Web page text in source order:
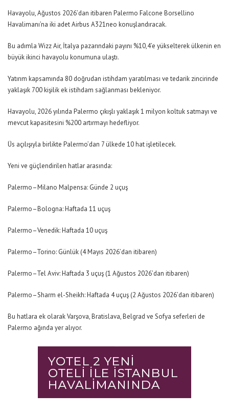
Havayolu, Ağustos 2026’dan itibaren Palermo Falcone Borsellino
Havalimanı’na iki adet Airbus A321neo konuşlandıracak.
Bu adımla Wizz Air, İtalya pazarındaki payını %10,4’e yükselterek ülkenin en
büyük ikinci havayolu konumuna ulaştı.
Yatırım kapsamında 80 doğrudan istihdam yaratılması ve tedarik zincirinde
yaklaşık 700 kişilik ek istihdam sağlanması bekleniyor.
Havayolu, 2026 yılında Palermo çıkışlı yaklaşık 1 milyon koltuk satmayı ve
mevcut kapasitesini %200 artırmayı hedefliyor.
Üs açılışıyla birlikte Palermo’dan 7 ülkede 10 hat işletilecek.
Yeni ve güçlendirilen hatlar arasında:
Palermo–Milano Malpensa: Günde 2 uçuş
Palermo–Bologna: Haftada 11 uçuş
Palermo–Venedik: Haftada 10 uçuş
Palermo–Torino: Günlük (4 Mayıs 2026’dan itibaren)
Palermo–Tel Aviv: Haftada 3 uçuş (1 Ağustos 2026’dan itibaren)
Palermo–Sharm el-Sheikh: Haftada 4 uçuş (2 Ağustos 2026’dan itibaren)
Bu hatlara ek olarak Varşova, Bratislava, Belgrad ve Sofya seferleri de
Palermo ağında yer alıyor.